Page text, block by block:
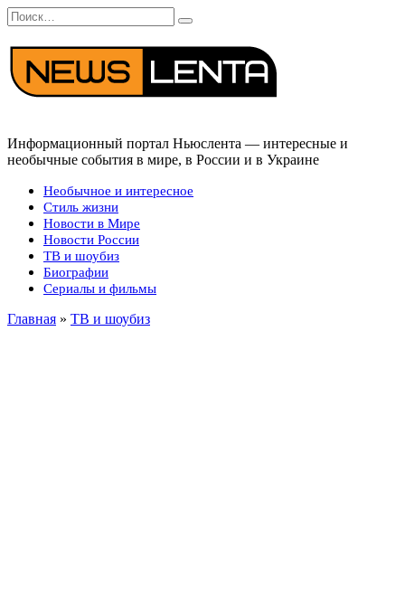
Перейти
к
содержанию
Search
for:
Информационный портал Ньюслента — интересные и
необычные события в мире, в России и в Украине
Необычное и интересное
Стиль жизни
Новости в Мире
Новости России
ТВ и шоубиз
Биографии
Сериалы и фильмы
Главная » ТВ и шоубиз